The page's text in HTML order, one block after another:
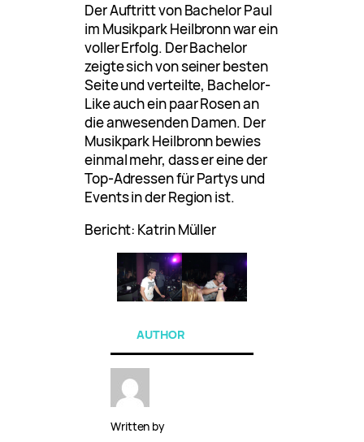
Der Auftritt von Bachelor Paul
im Musikpark Heilbronn war ein
voller Erfolg. Der Bachelor
zeigte sich von seiner besten
Seite und verteilte, Bachelor-
Like auch ein paar Rosen an
die anwesenden Damen. Der
Musikpark Heilbronn bewies
einmal mehr, dass er eine der
Top-Adressen für Partys und
Events in der Region ist.
Bericht: Katrin Müller
AUTHOR
Written by